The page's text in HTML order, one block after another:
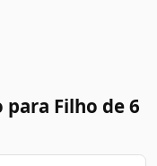
Filho de 6